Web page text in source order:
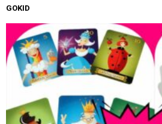
GOKID